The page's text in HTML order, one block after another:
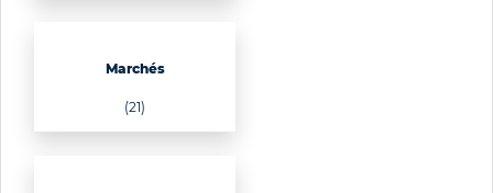
Marchés
(21)